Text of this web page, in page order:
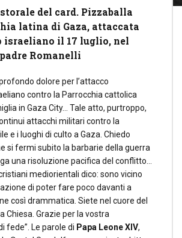
del card. Pizzaballa
latina di Gaza, attaccata
israeliano il 17 luglio, nel
Romanelli
dolore per l’attacco
contro la Parrocchia cattolica
in Gaza City… Tale atto, purtroppo,
attacchi militari contro la
e i luoghi di culto a Gaza. Chiedo
si fermi subito la barbarie della guerra
una risoluzione pacifica del conflitto…
mediorientali dico: sono vicino
di poter fare poco davanti a
così drammatica. Siete nel cuore del
Chiesa. Grazie per la vostra
fede”. Le parole di Papa Leone XIV,